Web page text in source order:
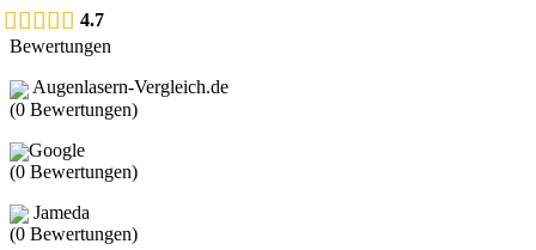
4.7
Bewertungen
Augenlasern-Vergleich.de
(0 Bewertungen)
Google
(0 Bewertungen)
Jameda
(0 Bewertungen)